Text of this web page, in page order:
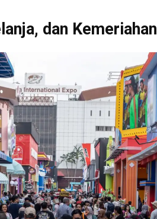
dan Kemeriahan